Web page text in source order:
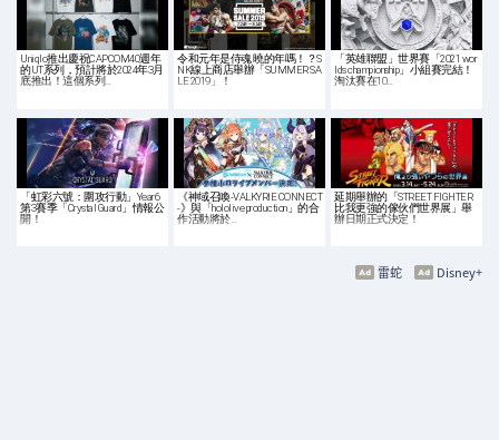
Uniqlo推出慶祝CAPCOM40週年
的UT系列，預計將於2024年3月
底推出！這個系列…
令和元年是侍魂 曉的年嗎！？S
NK線上商店舉辦「SUMMER SA
LE 2019」！
「英雄聯盟」世界賽「2021 wor
lds championship」小組賽完結！
淘汰賽在10…
「虹彩六號：圍攻行動」Year6
第3賽季「Crystal Guard」情報公
開！
《神域召喚-VALKYRIE CONNECT
-》與「hololive production」的合
作活動將於…
延期舉辦的「STREET FIGHTER
比我更強的傢伙們世界展」舉
辦日期正式決定！
Disney+
雷蛇